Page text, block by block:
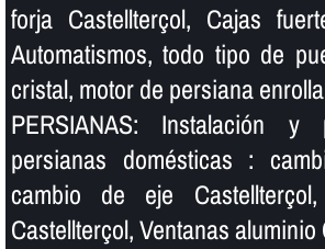
forja Castellterçol, Cajas
Automatismos, todo tipo de
cristal, motor de persiana
PERSIANAS: Instalación y
persianas domésticas :
cambio de eje
Castellterçol, Ventanas aluminio